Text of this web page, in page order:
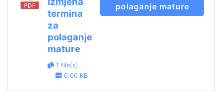
termina
za
polaganje
mature
1 file(s)
0.00 KB
polaganje mature